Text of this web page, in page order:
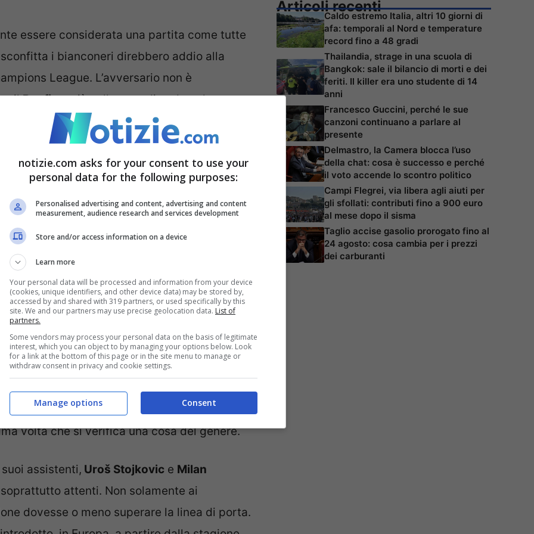
essere considerata una partita come tutte
sconfitta i bianconeri direbbero addio alla
League. L’avversario non è
ilBenfica, già nella gara di andata, ha
vincendo addirittura allo ‘
sbagliare altrimenti il cammino in
però, arrivano anche notizie dal ‘Da Luz‘ di
sera. Nelle ultime ore è stata
membro della panchina? Nemmeno.
ci siete quasi vicini.
mancherà la goal line
sera tra Benfica e Juventis, valida per la
competizione europea. Si giocherà senza
un problema tecnico fa sapere la Uefa. In
volta che si verifica una cosa del genere.
assistenti, Uroš Stojkovic e Milan
attenti. Non solamente ai
dovesse o meno superare la linea di porta.
Articoli recenti
Caldo estremo Italia, altri 10 giorni di
afa: temporali al Nord e temperature
record fino a 48 gradi
Thailandia, strage in una scuola di
Bangkok: sale il bilancio di morti e dei
feriti. Il killer era uno studente di 14
anni
Francesco Guccini, perché le sue
canzoni continuano a parlare al
presente
Delmastro, la Camera blocca l’uso
della chat: cosa è successo e perché
il voto accende lo scontro politico
Campi Flegrei, via libera agli aiuti per
gli sfollati: contributi fino a 900 euro
al mese dopo il sisma
Taglio accise gasolio prorogato fino al
24 agosto: cosa cambia per i prezzi
dei carburanti
notizie.com asks for your consent to use your
personal data for the following purposes:
Personalised advertising and content, advertising and content
measurement, audience research and services development
Store and/or access information on a device
Learn more
Your personal data will be processed and information from your device
(cookies, unique identifiers, and other device data) may be stored by,
accessed by and shared with 319 partners, or used specifically by this
site. We and our partners may use precise geolocation data. List of
partners.
Some vendors may process your personal data on the basis of legitimate
interest, which you can object to by managing your options below. Look
for a link at the bottom of this page or in the site menu to manage or
withdraw consent in privacy and cookie settings.
Consent
Manage options